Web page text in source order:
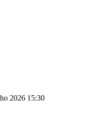
2026 15:30